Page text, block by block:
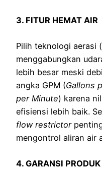
3. FITUR HEMAT AIR
Pilih teknologi aerasi
menggabungkan
lebih besar meski
angka GPM (Gallons
per Minute) karena
efisiensi lebih baik.
flow restrictor
mengontrol aliran air
4. GARANSI PRODUK